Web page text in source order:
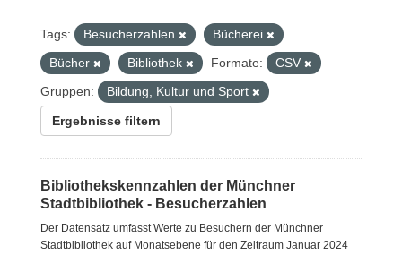
Tags: Besucherzahlen
Bücherei
Bücher
Bibliothek Formate:
CSV
Gruppen:
Bildung, Kultur und Sport
Ergebnisse filtern
Bibliothekskennzahlen der Münchner
Stadtbibliothek - Besucherzahlen
Der Datensatz umfasst Werte zu Besuchern der Münchner
Stadtbibliothek auf Monatsebene für den Zeitraum Januar 2024